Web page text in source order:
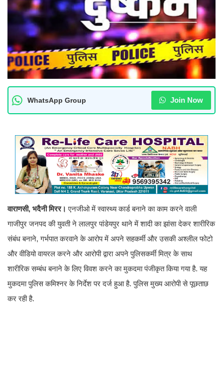
WhatsApp Group Join Now
वाराणसी, भदैनी मिरर। एनजीओ में स्वास्थ्य कार्ड बनाने का काम करने वाली
गाजीपुर जनपद की युवती ने लालपुर पांडेयपुर थाने में शादी का झांसा देकर शारीरिक
संबंध बनाने, गर्भपात करवाने के आरोप में अपने सहकर्मी और उसकी अश्लील फोटो
और वीडियो वायरल करने और आरोपी द्वारा अपने पुलिसकर्मी मित्र के साथ
शारीरिक सम्बंध बनाने के लिए विवश करने का मुकदमा पंजीकृत किया गया है. यह
मुकदमा पुलिस कमिश्नर के निर्देश पर दर्ज हुआ है. पुलिस मुख्य आरोपी से पूछताछ
कर रही है.